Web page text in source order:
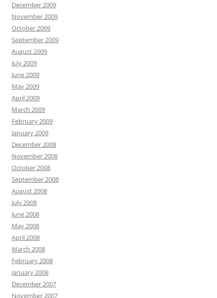
December 2009
November 2009
October 2009
September 2009
August 2009
July 2009
June 2009
May 2009
April 2009
March 2009
February 2009
January 2009
December 2008
November 2008
October 2008
September 2008
August 2008
July 2008
June 2008
May 2008
April 2008
March 2008
February 2008
January 2008
December 2007
November 2007